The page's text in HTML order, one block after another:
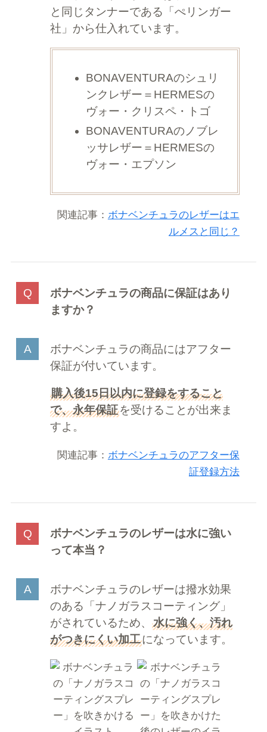
と同じタンナーである「ぺリンガー
社」から仕入れています。
BONAVENTURAのシュリ
ンクレザー＝HERMESの
ヴォー・クリスペ・トゴ
BONAVENTURAのノブレ
ッサレザー＝HERMESの
ヴォー・エプソン
関連記事： ボナベンチュラのレザーはエ
ルメスと同じ？
ボナベンチュラの商品に保証はあり
ますか？
ボナベンチュラの商品にはアフター
保証が付いています。
購入後15日以内に登録をすること
で、永年保証を受けることが出来ま
すよ。
関連記事： ボナベンチュラのアフター保
証登録方法
ボナベンチュラのレザーは水に強い
って本当？
ボナベンチュラのレザーは撥水効果
のある「ナノガラスコーティング」
がされているため、 水に強く、汚れ
がつきにくい加工になっています。